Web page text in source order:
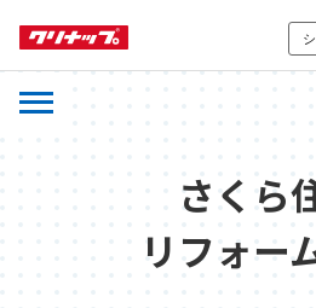
さくら
リフォー